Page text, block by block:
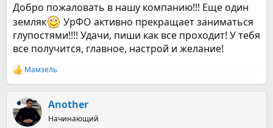
Добро пожаловать в нашу компанию!!! Еще один
земляк
УрФО активно прекращает заниматься
глупостями!!!! Удачи, пиши как все проходит! У тебя
все получится, главное, настрой и желание!
Р
е
ц
и
Мамзель
Another
Начинающий